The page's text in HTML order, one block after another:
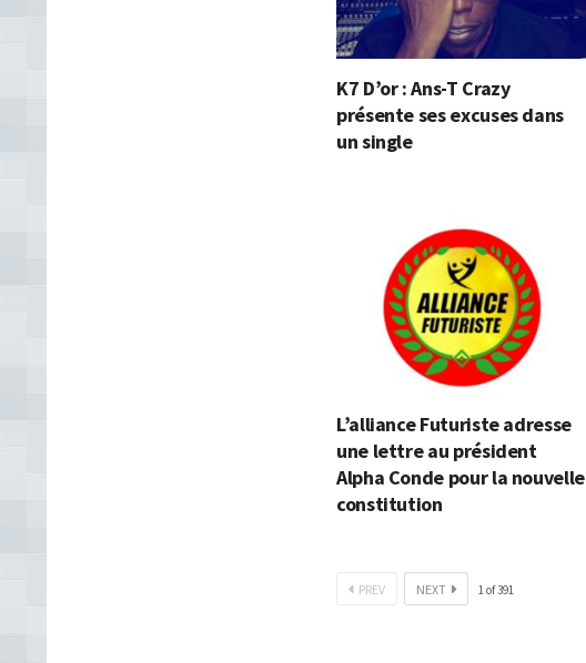
K7 D’or : Ans-T Crazy
présente ses excuses dans
un single
L’alliance Futuriste adresse
une lettre au président
Alpha Conde pour la nouvelle
constitution
PREV NEXT 1 of391